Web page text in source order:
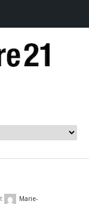
Marie-